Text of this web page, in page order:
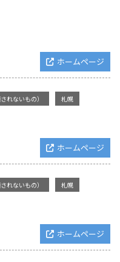
ホームページ
れないもの） 札幌
ホームページ
れないもの） 札幌
ホームページ